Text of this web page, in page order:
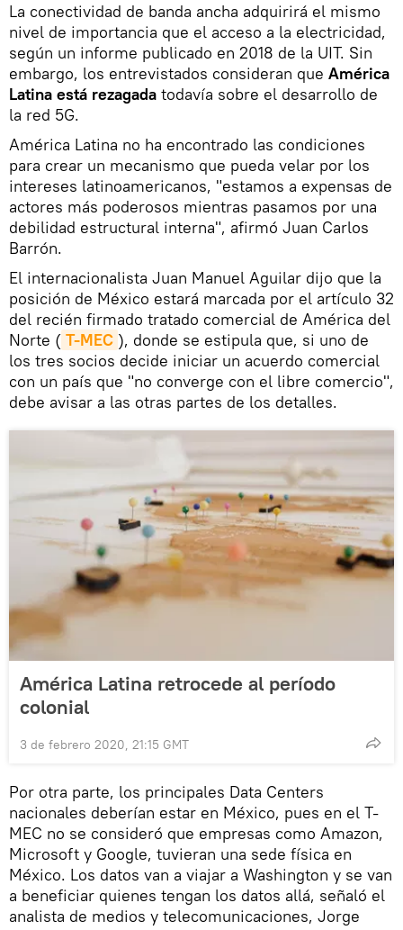
La conectividad de banda ancha adquirirá el mismo
nivel de importancia que el acceso a la electricidad,
según un informe publicado en 2018 de la UIT. Sin
embargo, los entrevistados consideran que América
Latina está rezagada todavía sobre el desarrollo de
la red 5G.
América Latina no ha encontrado las condiciones
para crear un mecanismo que pueda velar por los
intereses latinoamericanos, "estamos a expensas de
actores más poderosos mientras pasamos por una
debilidad estructural interna", afirmó Juan Carlos
Barrón.
El internacionalista Juan Manuel Aguilar dijo que la
posición de México estará marcada por el artículo 32
del recién firmado tratado comercial de América del
Norte ( T-MEC ), donde se estipula que, si uno de
los tres socios decide iniciar un acuerdo comercial
con un país que "no converge con el libre comercio",
debe avisar a las otras partes de los detalles.
América Latina retrocede al período
colonial
3 de febrero 2020, 21:15 GMT
Por otra parte, los principales Data Centers
nacionales deberían estar en México, pues en el T-
MEC no se consideró que empresas como Amazon,
Microsoft y Google, tuvieran una sede física en
México. Los datos van a viajar a Washington y se van
a beneficiar quienes tengan los datos allá, señaló el
analista de medios y telecomunicaciones, Jorge